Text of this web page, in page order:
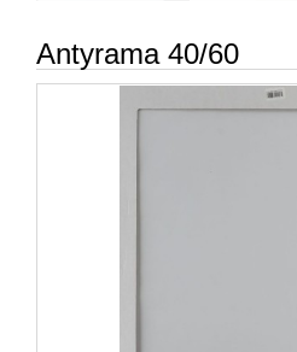
Antyrama 40/60